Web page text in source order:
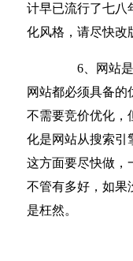
计早已流行了七八
化风格，请尽快改
6、网站是
网站都必须具备的
不需要竞价优化，
化是网站从搜索引
这方面要尽快做，
不管有多好，如果
是枉然。